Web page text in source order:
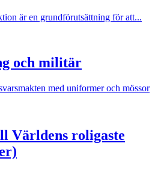
är en grundförutsättning för att...
och militär
med uniformer och mössor
Världens roligaste